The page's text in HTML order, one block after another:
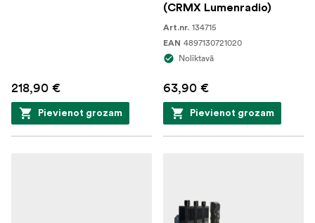
218,90 €
Pievienot grozam
(CRMX Lumenradio)
Art.nr. 134715
EAN 4897130721020
Noliktavā
63,90 €
Pievienot grozam